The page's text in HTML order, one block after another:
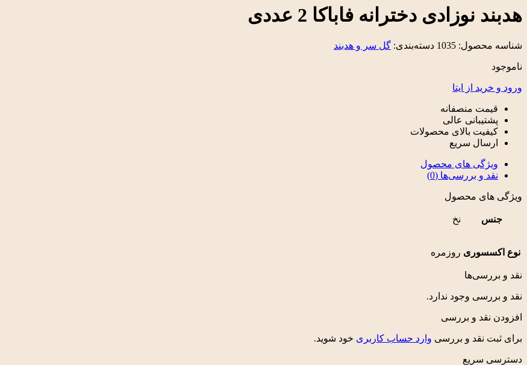
هدبند نوزادی دخترانه فاباکا 2 عددی
شناسه محصول: 1035 دسته‌بندی: گل سر و هدبند
ناموجود
ورود و خرید از ایتا
قیمت منصفانه
پشتیبانی عالی
کیفیت بالای محصولات
ارسال سریع
ویژگی های محصول
نقد و بررسی‌ها (0)
ویژگی های محصول
جنس نخ
نوع اکسسوری روزمره
نقد و بررسی‌ها
نقد و بررسی وجود ندارد.
افزودن نقد و بررسی
برای ثبت نقد و بررسی وارد حساب کاربری خود شوید.
دسترسی سریع